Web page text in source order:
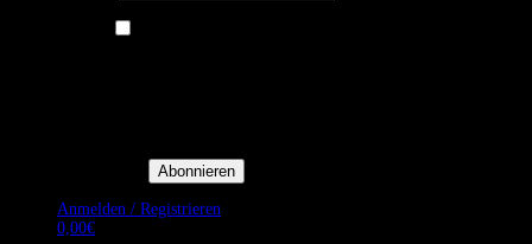
Anmelden / Registrieren
0,00€